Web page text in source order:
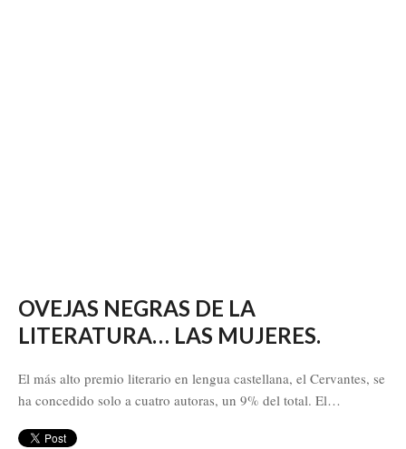
OVEJAS NEGRAS DE LA
LITERATURA… LAS MUJERES.
El más alto premio literario en lengua castellana, el Cervantes, se
ha concedido solo a cuatro autoras, un 9% del total. El…